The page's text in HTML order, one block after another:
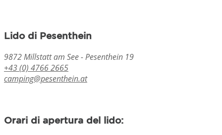
Lido di Pesenthein
9872 Millstatt am See - Pesenthein 19
+43 (0) 4766 2665
camping@pesenthein.at
Orari di apertura del lido: